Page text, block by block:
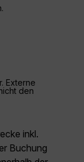
Externe
den
inkl.
Buchung